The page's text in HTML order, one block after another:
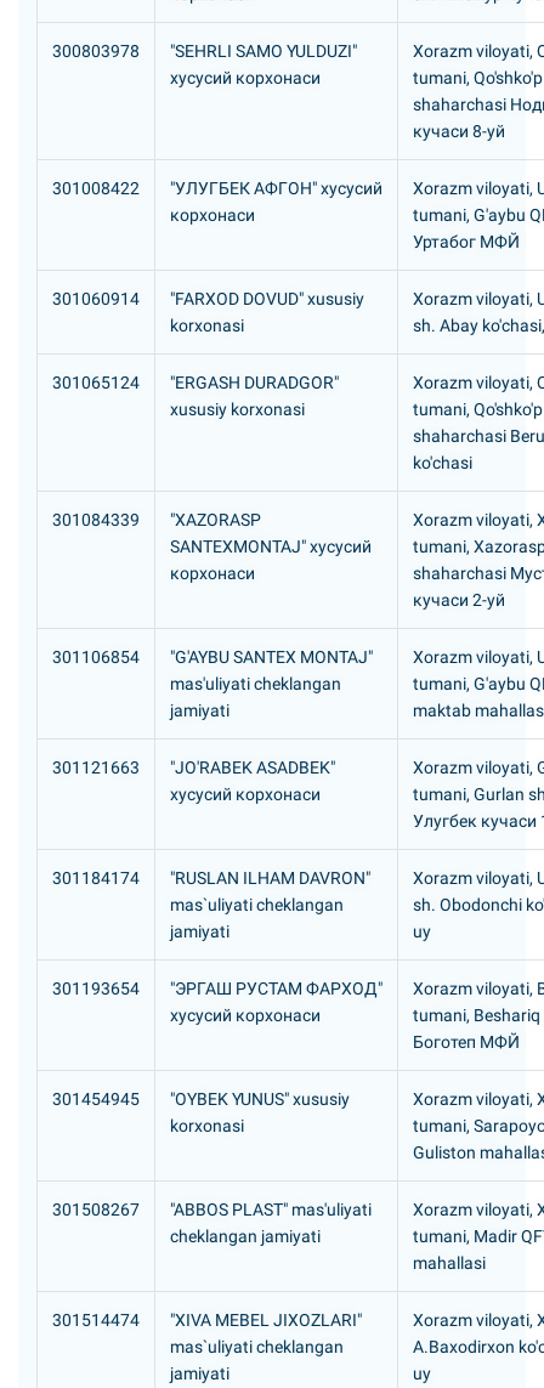
300803978
"SEHRLI SAMO YULDUZI"
хусусий корхонаси
Xorazm viloyati,
tumani,
shaharchasi
кучаси 8-уй
301008422
"УЛУГБЕК АФГОH" хусусий
корхонаси
Xorazm viloyati,
tumani, G'aybu
Уртабог МФЙ
301060914
"FARXOD DOVUD" xususiy
korxonasi
Xorazm viloyati,
sh. Abay
301065124
"ERGASH DURADGOR"
xususiy korxonasi
Xorazm viloyati,
tumani,
shaharchasi
ko'chasi
301084339
"XAZORASP
SANTEXMONTAJ" хусусий
корхонаси
Xorazm viloyati,
tumani,
shaharchasi
кучаси 2-уй
301106854
"G'AYBU SANTEX MONTAJ"
mas'uliyati cheklangan
jamiyati
Xorazm viloyati,
tumani, G'aybu
maktab
301121663
"JO'RABEK ASADBEK"
хусусий корхонаси
Xorazm viloyati,
tumani, Gurlan
Улугбек кучаси
301184174
"RUSLAN ILHAM DAVRON"
mas`uliyati cheklangan
jamiyati
Xorazm viloyati,
sh. Obodonchi
uy
301193654
"ЭРГАШ РУСТАМ ФАРХОД"
хусусий корхонаси
Xorazm viloyati,
tumani, Beshariq
Боготеп МФЙ
301454945
"OYBEK YUNUS" xususiy
korxonasi
Xorazm viloyati,
tumani,
Guliston
301508267
"ABBOS PLAST" mas'uliyati
cheklangan jamiyati
Xorazm viloyati,
tumani, Madir
mahallasi
301514474
"XIVA MEBEL JIXOZLARI"
mas`uliyati cheklangan
jamiyati
Xorazm viloyati,
A.Baxodirxon
uy